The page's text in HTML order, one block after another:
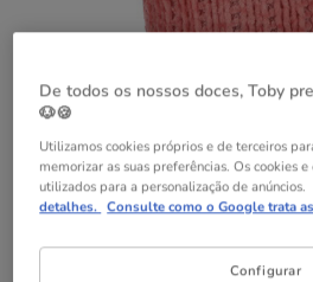
De todos os nossos doces, Toby
🐶🍪
Utilizamos cookies próprios e de terceiros
memorizar as suas preferências. Os cookies
utilizados para a personalização de anúncios.
detalhes. Consulte como o Google trata
Configurar